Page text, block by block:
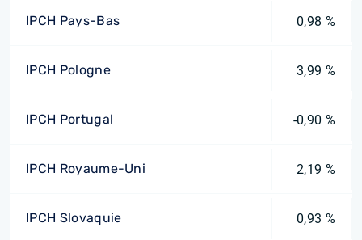
IPCH Pays-Bas 0,98 %
IPCH Pologne 3,99 %
IPCH Portugal -0,90 %
IPCH Royaume-Uni 2,19 %
IPCH Slovaquie 0,93 %